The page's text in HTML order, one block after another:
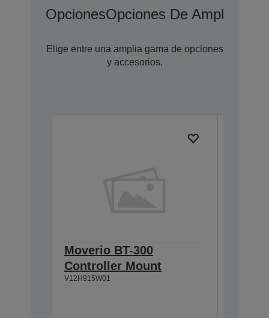
OpcionesOpciones De Ampliación
Elige entre una amplia gama de opciones
y accesorios.
Moverio BT-300
Controller Mount
V12H915W01